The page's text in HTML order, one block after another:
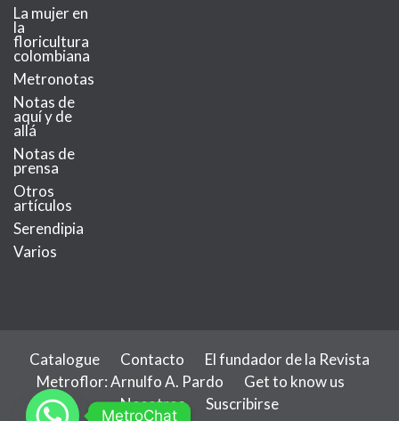
La mujer en
la
floricultura
colombiana
Metronotas
Notas de
aquí y de
allá
Notas de
prensa
Otros
artículos
Serendipia
Varios
Catalogue Contacto
El fundador de la Revista
Metroflor: Arnulfo A. Pardo
Get to know us
Nosotros
Suscribirse
MetroChat